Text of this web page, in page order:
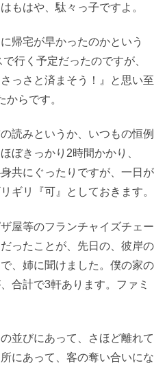
はや、駄々っ子ですよ。
帰宅が早かったのかという
行く予定だったのですが、
っさと済まそう！』と思い至
からです。
読みというか、いつもの恒例
ぼきっかり2時間かかり、
共にぐったりですが、一日が
ギリ『可』としておきます。
屋等のフランチャイズチェー
ったことが、先日の、彼岸の
、姉に聞けました。僕の家の
合計で3軒あります。ファミ
並びにあって、さほど離れて
にあって、客の奪い合いにな